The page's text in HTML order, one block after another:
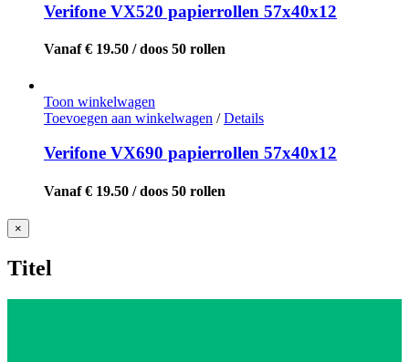
Verifone VX520 papierrollen 57x40x12
Vanaf € 19.50 / doos 50 rollen
Toon winkelwagen
Toevoegen aan winkelwagen / Details
Verifone VX690 papierrollen 57x40x12
Vanaf € 19.50 / doos 50 rollen
Close
product
view
×
Titel